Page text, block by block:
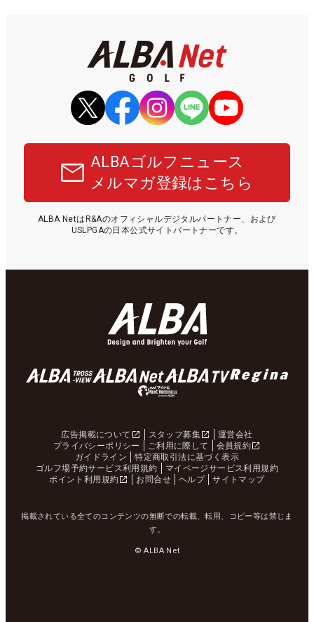
ALBAゴルフニュース
メルマガ登録はこちら
ALBA NetはR&Aのオフィシャルデジタルパートナー、および
USLPGAの日本公式サイトパートナーです。
広告掲載について スタッフ募集
運営会社
プライバシーポリシー
ご利用に際して
会員規約
ガイドライン
特定商取引法に基づく表示
ゴルフ場予約サービス利用規約
マイページサービス利用規約
ポイント利用規約
お問合せ ヘルプ サイトマップ
掲載されている全てのコンテンツの無断での転載、転用、コピー等は禁じま
す。
© ALBA Net